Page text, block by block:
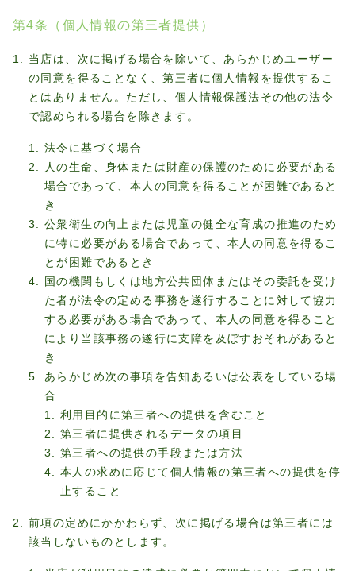
第4条（個人情報の第三者提供）
当店は、次に掲げる場合を除いて、あらかじめユーザー
の同意を得ることなく、第三者に個人情報を提供するこ
とはありません。ただし、個人情報保護法その他の法令
で認められる場合を除きます。
法令に基づく場合
人の生命、身体または財産の保護のために必要がある
場合であって、本人の同意を得ることが困難であると
き
公衆衛生の向上または児童の健全な育成の推進のため
に特に必要がある場合であって、本人の同意を得るこ
とが困難であるとき
国の機関もしくは地方公共団体またはその委託を受け
た者が法令の定める事務を遂行することに対して協力
する必要がある場合であって、本人の同意を得ること
により当該事務の遂行に支障を及ぼすおそれがあると
き
あらかじめ次の事項を告知あるいは公表をしている場
合
利用目的に第三者への提供を含むこと
第三者に提供されるデータの項目
第三者への提供の手段または方法
本人の求めに応じて個人情報の第三者への提供を停
止すること
前項の定めにかかわらず、次に掲げる場合は第三者には
該当しないものとします。